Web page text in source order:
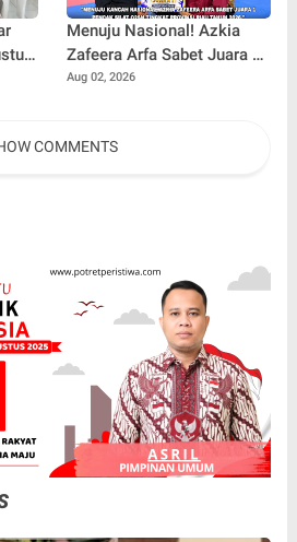
Menuju Nasional! Azkia
Zafeera Arfa Sabet Juara 1
Pencak Silat O2SN Tingkat
Aug 02, 2026
COMMENTS